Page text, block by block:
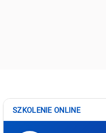
SZKOLENIE ONLINE